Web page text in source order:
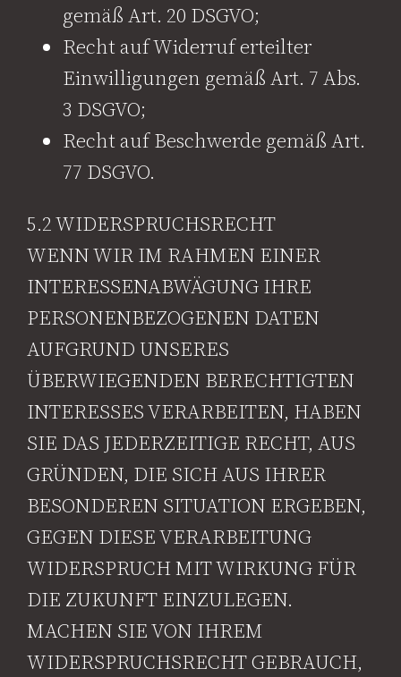
gemäß Art. 20 DSGVO;
Recht auf Widerruf erteilter
Einwilligungen gemäß Art. 7 Abs.
3 DSGVO;
Recht auf Beschwerde gemäß Art.
77 DSGVO.
5.2 WIDERSPRUCHSRECHT
WENN WIR IM RAHMEN EINER
INTERESSENABWÄGUNG IHRE
PERSONENBEZOGENEN DATEN
AUFGRUND UNSERES
ÜBERWIEGENDEN BERECHTIGTEN
INTERESSES VERARBEITEN, HABEN
SIE DAS JEDERZEITIGE RECHT, AUS
GRÜNDEN, DIE SICH AUS IHRER
BESONDEREN SITUATION ERGEBEN,
GEGEN DIESE VERARBEITUNG
WIDERSPRUCH MIT WIRKUNG FÜR
DIE ZUKUNFT EINZULEGEN.
MACHEN SIE VON IHREM
WIDERSPRUCHSRECHT GEBRAUCH,